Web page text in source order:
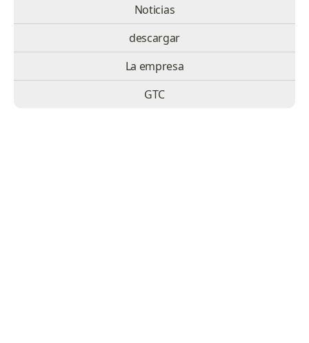
Noticias
descargar
La empresa
GTC